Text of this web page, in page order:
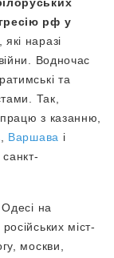
рф у
наразі
Водночас
та
Так,
з казанню,
, Варшава і
на
міст-
москви,